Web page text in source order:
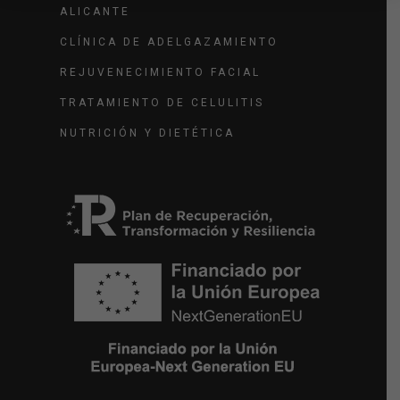
ALICANTE
CLÍNICA DE ADELGAZAMIENTO
REJUVENECIMIENTO FACIAL
TRATAMIENTO DE CELULITIS
NUTRICIÓN Y DIETÉTICA